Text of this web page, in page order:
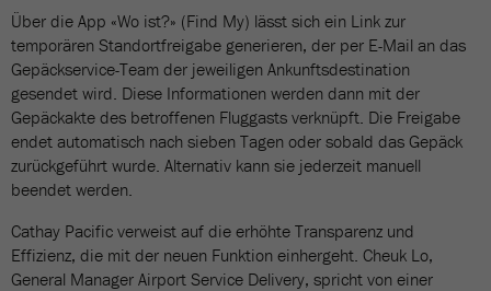
Über die App «Wo ist?» (Find My) lässt sich ein Link zur
temporären Standortfreigabe generieren, der per E-Mail an das
Gepäckservice-Team der jeweiligen Ankunftsdestination
gesendet wird. Diese Informationen werden dann mit der
Gepäckakte des betroffenen Fluggasts verknüpft. Die Freigabe
endet automatisch nach sieben Tagen oder sobald das Gepäck
zurückgeführt wurde. Alternativ kann sie jederzeit manuell
beendet werden.
Cathay Pacific verweist auf die erhöhte Transparenz und
Effizienz, die mit der neuen Funktion einhergeht. Cheuk Lo,
General Manager Airport Service Delivery, spricht von einer